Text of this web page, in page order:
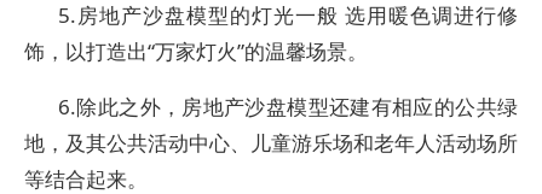
5.房地产沙盘模型的灯光一般 选用暖色调进行修
饰，以打造出“万家灯火”的温馨场景。
6.除此之外，房地产沙盘模型还建有相应的公共绿
地，及其公共活动中心、儿童游乐场和老年人活动场所
等结合起来。